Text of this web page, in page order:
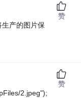
产的图片保
赞
2.jpeg");
赞